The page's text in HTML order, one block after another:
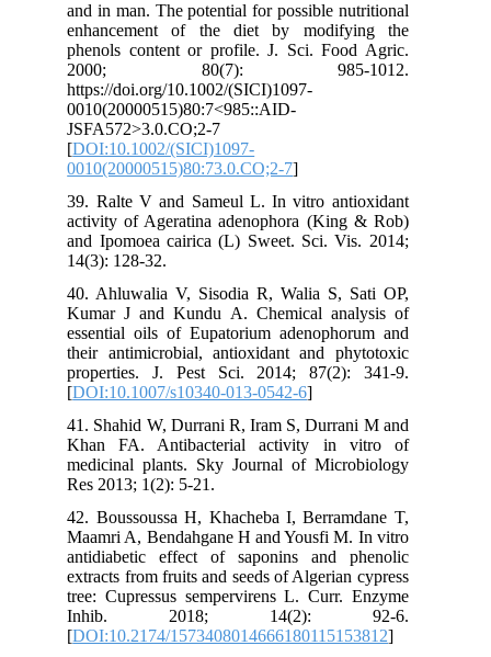
and in man. The potential for possible nutritional
enhancement of the diet by modifying the
phenols content or profile. J. Sci. Food Agric.
2000; 80(7): 985-1012.
https://doi.org/10.1002/(SICI)1097-
0010(20000515)80:7<985::AID-
JSFA572>3.0.CO;2-7
[DOI:10.1002/(SICI)1097-
0010(20000515)80:73.0.CO;2-7
39. Ralte V and Sameul L. In vitro antioxidant
activity of Ageratina adenophora (King & Rob)
and Ipomoea cairica (L) Sweet. Sci. Vis. 2014;
14(3): 128-32.
40. Ahluwalia V, Sisodia R, Walia S, Sati OP,
Kumar J and Kundu A. Chemical analysis of
essential oils of Eupatorium adenophorum and
their antimicrobial, antioxidant and phytotoxic
properties. J. Pest Sci. 2014; 87(2): 341-9.
[DOI:10.1007/s10340-013-0542-6
41. Shahid W, Durrani R, Iram S, Durrani M and
Khan FA. Antibacterial activity in vitro of
medicinal plants. Sky Journal of Microbiology
Res 2013; 1(2): 5-21.
42. Boussoussa H, Khacheba I, Berramdane T,
Maamri A, Bendahgane H and Yousfi M. In vitro
antidiabetic effect of saponins and phenolic
extracts from fruits and seeds of Algerian cypress
tree: Cupressus sempervirens L. Curr. Enzyme
Inhib. 2018; 14(2): 92-6.
[DOI:10.2174/1573408014666180115153812